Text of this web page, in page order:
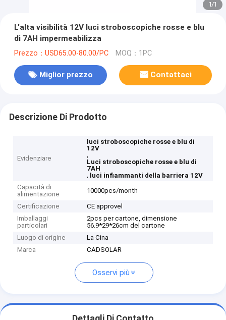
1/1
L'alta visibilità 12V luci stroboscopiche rosse e blu
di 7AH impermeabilizza
Prezzo：USD65.00-80.00/PC MOQ：1PC
Miglior prezzo Contattaci
Descrizione Di Prodotto
Evidenziare
luci stroboscopiche rosse e blu di
12V
,
Luci stroboscopiche rosse e blu di
7AH
, luci infiammanti della barriera 12V
Capacità di
alimentazione
10000pcs/month
Certificazione
CE approvel
Imballaggi
particolari
2pcs per cartone, dimensione
56.9*29*26cm del cartone
Luogo di origine
La Cina
Marca
CADSOLAR
Osservi più